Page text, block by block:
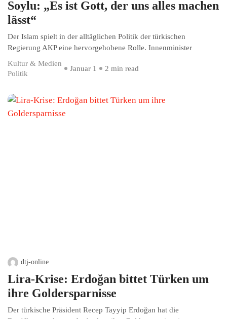
Soylu: „Es ist Gott, der uns alles machen
lässt“
Der Islam spielt in der alltäglichen Politik der türkischen
Regierung AKP eine hervorgehobene Rolle. Innenminister
Kultur & Medien
Politik
Januar 1 2 min read
dtj-online
Lira-Krise: Erdoğan bittet Türken um
ihre Goldersparnisse
Der türkische Präsident Recep Tayyip Erdoğan hat die